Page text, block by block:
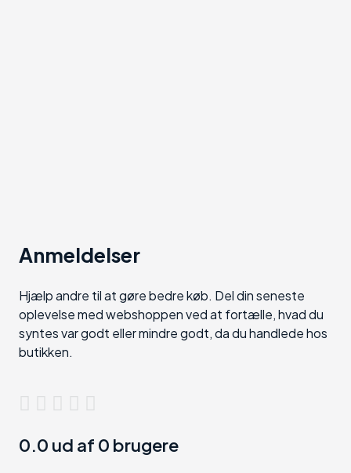
Anmeldelser
Hjælp andre til at gøre bedre køb. Del din seneste
oplevelse med webshoppen ved at fortælle, hvad du
syntes var godt eller mindre godt, da du handlede hos
butikken.
0.0 ud af 0 brugere